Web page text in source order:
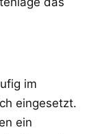
im
eingesetzt.
ein